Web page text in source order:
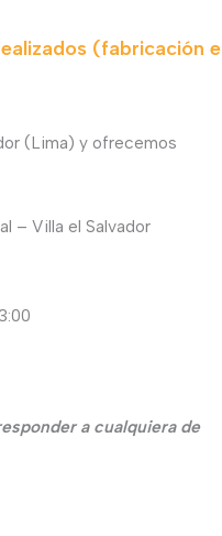
(fabricación e
(Lima) y ofrecemos
– Villa el Salvador
a cualquiera de